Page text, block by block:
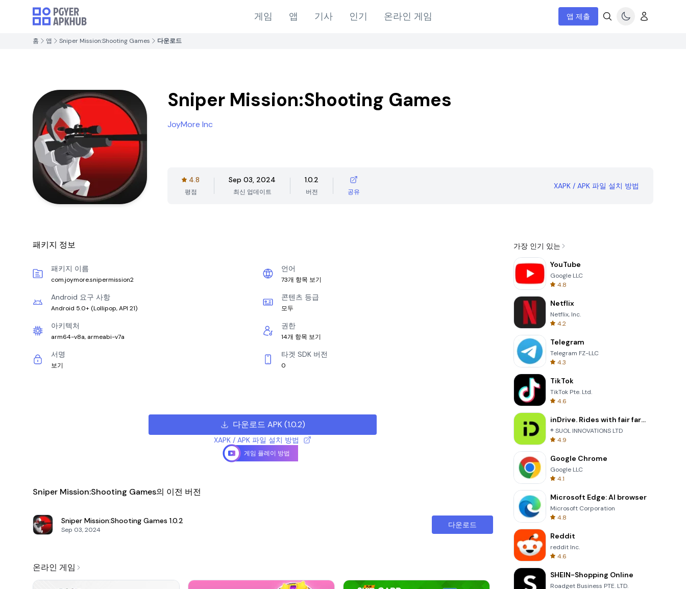
게임 앱 기사 인기 온라인 게임 앱 제출
홈 앱 Sniper Mission:Shooting Games 다운로드
Sniper Mission:Shooting Games
JoyMore Inc
4.8
평점
Sep 03, 2024
최신 업데이트
1.0.2
버전 공유
XAPK / APK 파일 설치 방법
패키지 정보
패키지 이름
com.joymore.snipermission2
언어
73개 항목 보기
Android 요구 사항
Android 5.0+ (Lollipop, API 21)
콘텐츠 등급
모두
아키텍처
arm64-v8a, armeabi-v7a
권한
14개 항목 보기
서명
보기
타겟 SDK 버전
0
다운로드 APK(1.0.2)
XAPK / APK 파일 설치 방법
게임 플레이 방법
Sniper Mission:Shooting Games의 이전 버전
Sniper Mission:Shooting Games 1.0.2
Sep 03, 2024
다운로드
온라인 게임
가장 인기 있는
YouTube
Google LLC
4.8
Netflix
Netflix, Inc.
4.2
Telegram
Telegram FZ-LLC
4.3
TikTok
TikTok Pte. Ltd.
4.6
inDrive. Rides with fair fares
® SUOL INNOVATIONS LTD
4.9
Google Chrome
Google LLC
4.1
Microsoft Edge: AI browser
Microsoft Corporation
4.8
Reddit
reddit Inc.
4.6
SHEIN-Shopping Online
Roadget Business PTE. LTD.